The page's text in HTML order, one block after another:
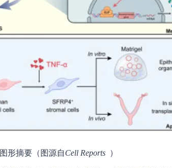
图形摘要（图源自Cell Reports）